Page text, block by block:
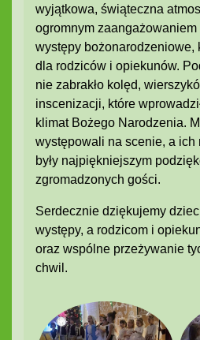
wyjątkowa, świąteczna
ogromnym zaangażowaniem
występy bożonarodzeniowe,
dla rodziców i opiekunów.
nie zabrakło kolęd,
inscenizacji, które
klimat Bożego Narodzenia.
występowali na scenie, a ich
były najpiękniejszym
zgromadzonych gości.
Serdecznie dziękujemy
występy, a rodzicom i
oraz wspólne przeżywanie
chwil.